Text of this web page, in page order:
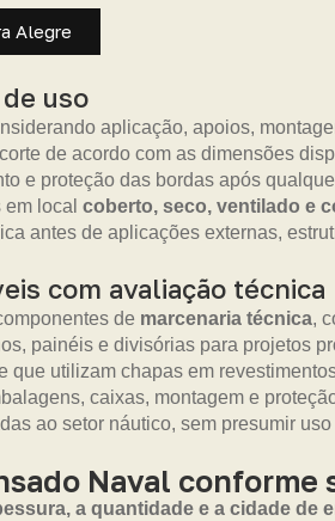
Alegre
uso
aplicação, apoios,
de acordo com as dimensões
e proteção das bordas após
local coberto, seco, ventilado e
antes de aplicações externas,
com avaliação técnica
de marcenaria técnica,
painéis e divisórias para projetos
que utilizam chapas em
caixas, montagem e
ao setor náutico, sem presumir
Naval conforme
a quantidade e a cidade de